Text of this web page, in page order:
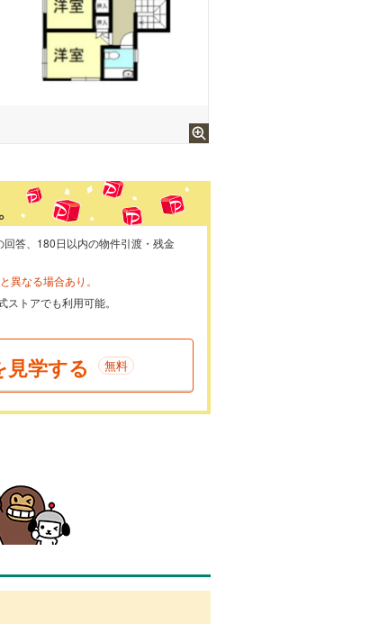
答、180日以内の物件引渡・残金
異なる場合あり。
トアでも利用可能。
見学する 無料